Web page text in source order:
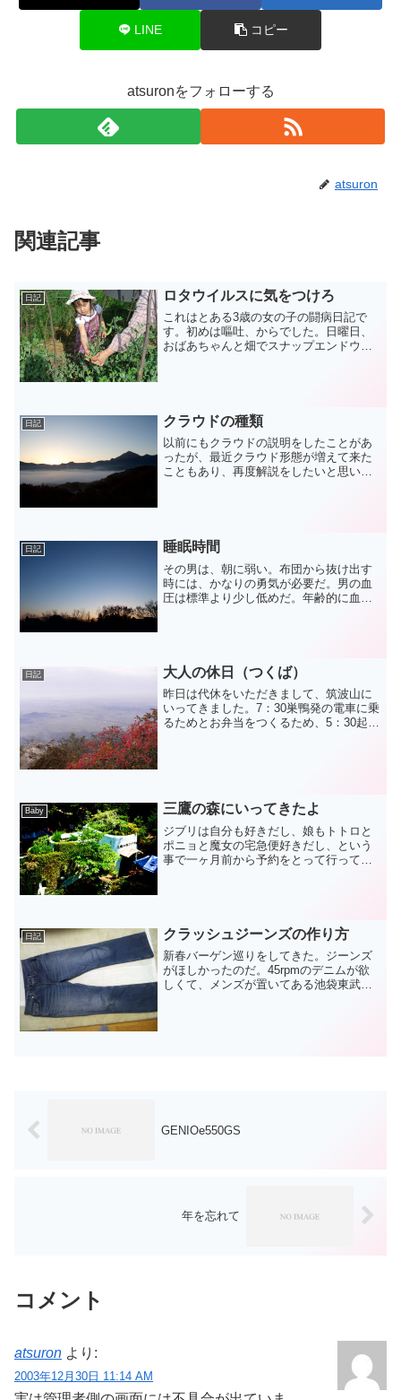
LINE コピー
atsuronをフォローする
atsuron
関連記事
日記 ロタウイルスに気をつけろ
これはとある3歳の女の子の闘病日記で
す。初めは嘔吐、からでした。日曜日、
おばあちゃんと畑でスナップエンドウや
日記 クラウドの種類
以前にもクラウドの説明をしたことがあ
ったが、最近クラウド形態が増えて来た
こともあり、再度解説をしたいと思いま
日記 睡眠時間
その男は、朝に弱い。布団から抜け出す
時には、かなりの勇気が必要だ。男の血
圧は標準より少し低めだ。年齢的に血圧
日記 大人の休日（つくば）
昨日は代休をいただきまして、筑波山に
いってきました。7：30巣鴨発の電車に乗
るためとお弁当をつくるため、5：30起
Baby 三鷹の森にいってきたよ
ジブリは自分も好きだし、娘もトトロと
ポニョと魔女の宅急便好きだし、という
事で一ヶ月前から予約をとって行ってき
日記 クラッシュジーンズの作り方
新春バーゲン巡りをしてきた。ジーンズ
がほしかったのだ。45rpmのデニムが欲
しくて、メンズが置いてある池袋東武や
GENIOe550GS
年を忘れて
コメント
atsuron より:
2003年12月30日 11:14 AM